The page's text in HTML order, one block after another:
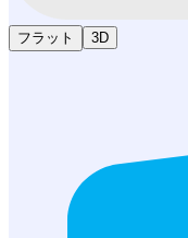
フラット 3D